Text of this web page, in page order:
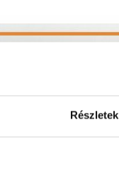
Részletek